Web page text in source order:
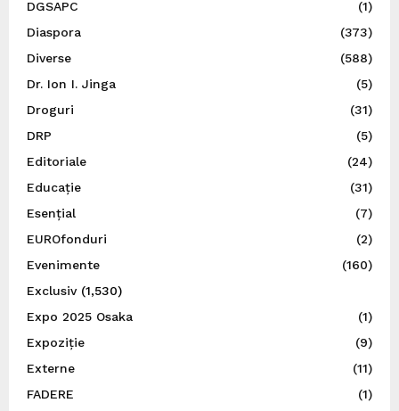
DGSAPC
(1)
Diaspora
(373)
Diverse
(588)
Dr. Ion I. Jinga
(5)
Droguri
(31)
DRP
(5)
Editoriale
(24)
Educație
(31)
Esențial
(7)
EUROfonduri
(2)
Evenimente
(160)
Exclusiv(1,530)
Expo 2025 Osaka
(1)
Expoziție
(9)
Externe
(11)
FADERE
(1)